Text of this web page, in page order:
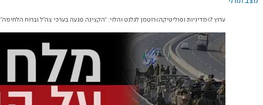
ערוץ 7 מדיניות ופוליטיקה רוטמן לגלנט והלוי: "הקצינה פגעה בערכי צה"ל וברוח הלחימה"